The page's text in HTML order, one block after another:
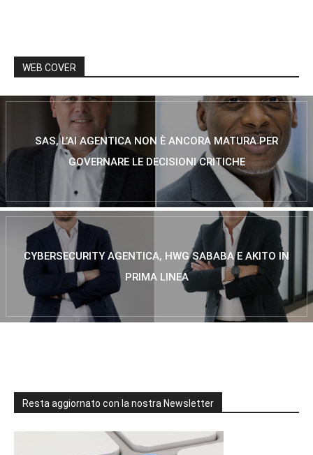
WEB COVER
SAS, L’AI AGENTICA NON È ANCORA MATURA PER
GOVERNARE LE DECISIONI CRITICHE
CYBERSECURITY AGENTICA, HWG SABABA E AKITO IN
PRIMA LINEA
Resta aggiornato con la nostra Newsletter